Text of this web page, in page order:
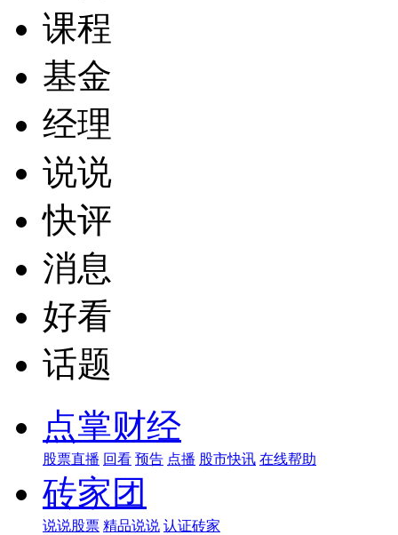
课程
基金
经理
说说
快评
消息
好看
话题
点掌财经
股票直播 回看 预告 点播 股市快讯 在线帮助
砖家团
说说股票 精品说说 认证砖家